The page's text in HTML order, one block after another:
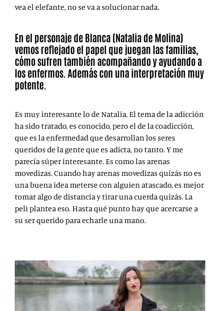
vea el elefante, no se va a solucionar nada.
En el personaje de Blanca (Natalia de Molina)
vemos reflejado el papel que juegan las familias,
cómo sufren también acompañando y ayudando a
los enfermos. Además con una interpretación muy
potente.
Es muy interesante lo de Natalia. El tema de la adicción
ha sido tratado, es conocido, pero el de la coadicción,
que es la enfermedad que desarrollan los seres
queridos de la gente que es adicta, no tanto. Y me
parecía súper interesante. Es como las arenas
movedizas. Cuando hay arenas movedizas quizás no es
una buena idea meterse con alguien atascado, es mejor
tomar algo de distancia y tirar una cuerda quizás. La
peli plantea eso. Hasta qué punto hay que acercarse a
su ser querido para echarle una mano.